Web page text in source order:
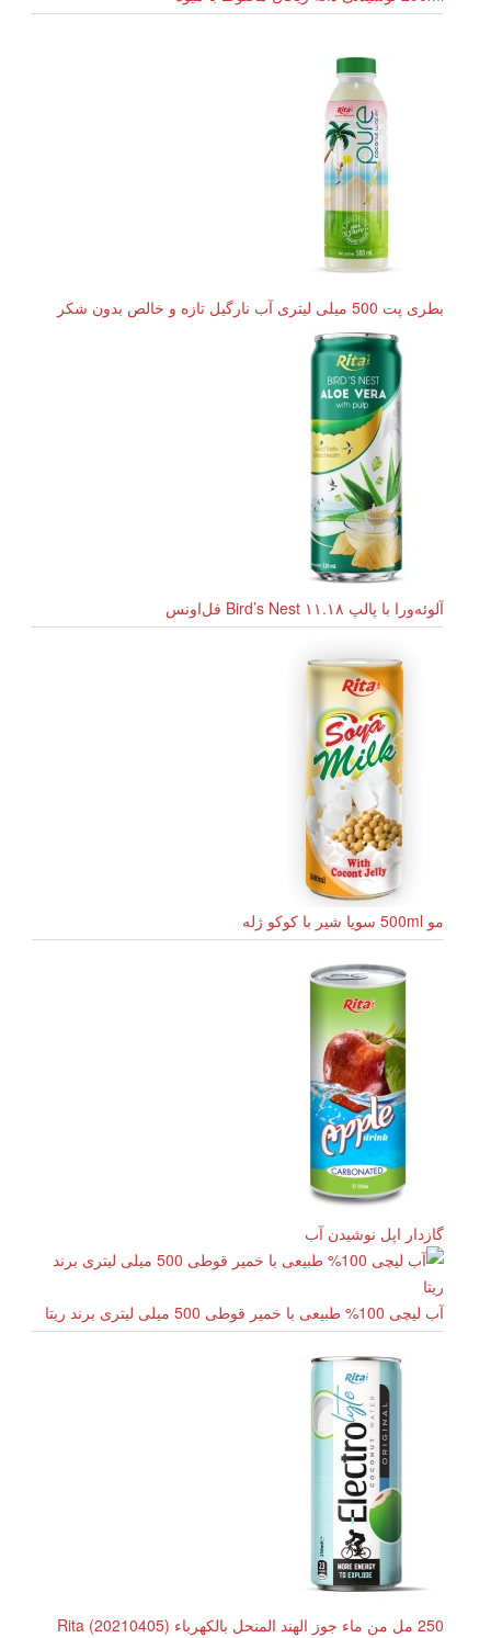
بطری پت 500 میلی لیتری آب نارگیل تازه و خالص بدون شکر
آلوئه‌ورا با پالپ Bird’s Nest ۱۱.۱۸ فل‌اونس
مو 500ml سویا شیر با کوکو ژله
گازدار اپل نوشیدن آب
آب لیچی 100% طبیعی با خمیر قوطی 500 میلی لیتری برند ریتا
250 مل من ماء جوز الهند المنحل بالكهرباء Rita (20210405)